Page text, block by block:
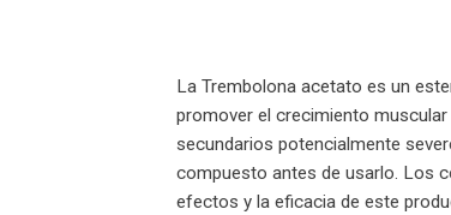
La Trembolona acetato es un
promover el crecimiento
secundarios potencialmente
compuesto antes de usarlo. Los
efectos y la eficacia de este